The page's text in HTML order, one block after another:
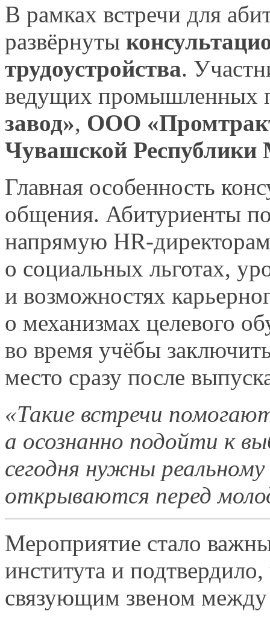
В рамках встречи для
развёрнуты
трудоустройства.
ведущих промышленных
завод», ООО
Чувашской
Главная особенность
общения. Абитуриенты
напрямую HR-
о социальных льготах,
и возможностях
о механизмах целевого
во время учёбы
место сразу после
«Такие встречи
а осознанно подойти к
сегодня нужны
открываются перед
Мероприятие стало
института и подтвердило,
связующим звеном